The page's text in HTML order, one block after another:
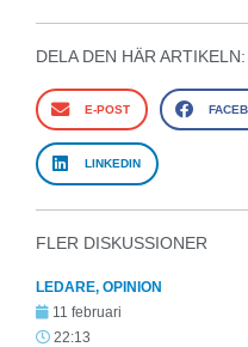
DELA DEN HÄR ARTIKELN:
E-POST
LINKEDIN
FLER DISKUSSIONER
LEDARE, OPINION
11 februari
22:13